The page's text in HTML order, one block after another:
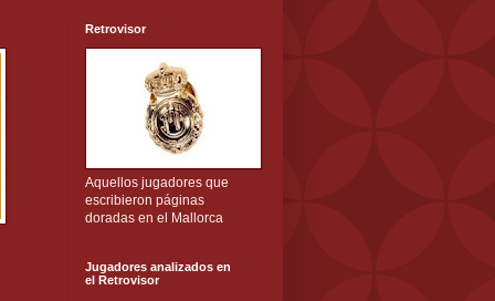
Retrovisor
Aquellos jugadores que
escribieron páginas
doradas en el Mallorca
Jugadores analizados en
el Retrovisor